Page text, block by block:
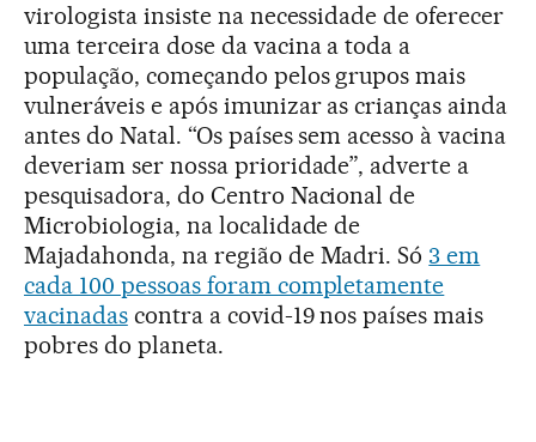
virologista insiste na necessidade de oferecer
uma terceira dose da vacina a toda a
população, começando pelos grupos mais
vulneráveis e após imunizar as crianças ainda
antes do Natal. “Os países sem acesso à vacina
deveriam ser nossa prioridade”, adverte a
pesquisadora, do Centro Nacional de
Microbiologia, na localidade de
Majadahonda, na região de Madri. Só 3 em
cada 100 pessoas foram completamente
vacinadascontra a covid-19 nos países mais
pobres do planeta.